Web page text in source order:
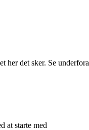
her det sker. Se underfora
at starte med